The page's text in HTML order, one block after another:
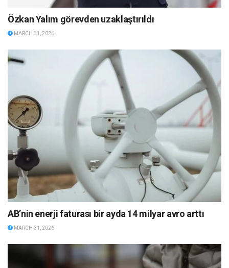
Özkan Yalım görevden uzaklaştırıldı
MARCH 31, 2026
AB’nin enerji faturası bir ayda 14 milyar avro arttı
MARCH 31, 2026